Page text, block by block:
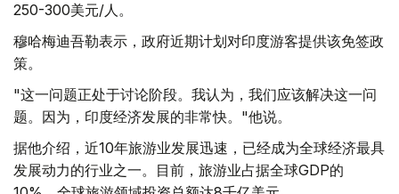
250-300美元/人。
穆哈梅迪吾勒表示，政府近期计划对印度游客提供该免签政
策。
"这一问题正处于讨论阶段。我认为，我们应该解决这一问
题。因为，印度经济发展的非常快。"他说。
据他介绍，近10年旅游业发展迅速，已经成为全球经济最具
发展动力的行业之一。目前，旅游业占据全球GDP的